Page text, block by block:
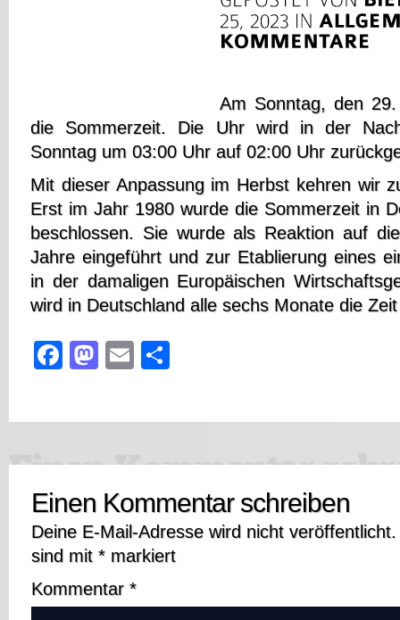
Am Sonntag, den
die Sommerzeit. Die Uhr wird in der
Sonntag um 03:00 Uhr auf 02:00 Uhr
Mit dieser Anpassung im Herbst kehren wir
Erst im Jahr 1980 wurde die Sommerzeit in
beschlossen. Sie wurde als Reaktion auf
Jahre eingeführt und zur Etablierung eines
in der damaligen Europäischen
wird in Deutschland alle sechs Monate die
Facebook
Mastodon
Email
Einen Kommentar schreiben
Deine E-Mail-Adresse wird nicht veröffentlicht.
sind mit * markiert
Kommentar *